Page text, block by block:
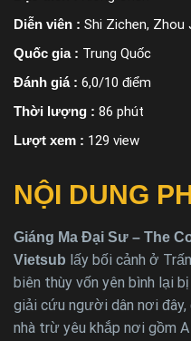
Diễn viên : Shi Zichen, Zhou
Quốc gia : Trung Quốc
Đánh giá : 6,0/10 điểm
Thời lượng : 86 phút
Lượt xem : 129 view
NỘI DUNG
Giáng Ma Đại Sư – The
Vietsub lấy bối cảnh ở
biên thùy vốn yên bình lại
giải cứu người dân nơi
nhà trừ yêu khắp nơi gồm A